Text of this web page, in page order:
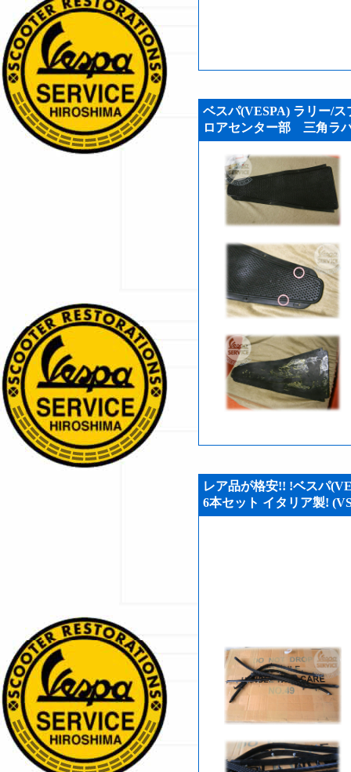
ベスパ(VESPA) ラリー/
ロアセンター部 三角ラ
レア品が格安!! !ベスパ
6本セット イタリア製!